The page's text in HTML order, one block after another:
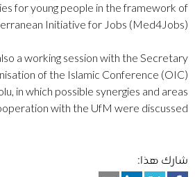
for young people in the framework of
Initiative for Jobs (Med4Jobs).
a working session with the Secretary
of the Islamic Conference (OIC)
in which possible synergies and areas
with the UfM were discussed.
شارك هذا: